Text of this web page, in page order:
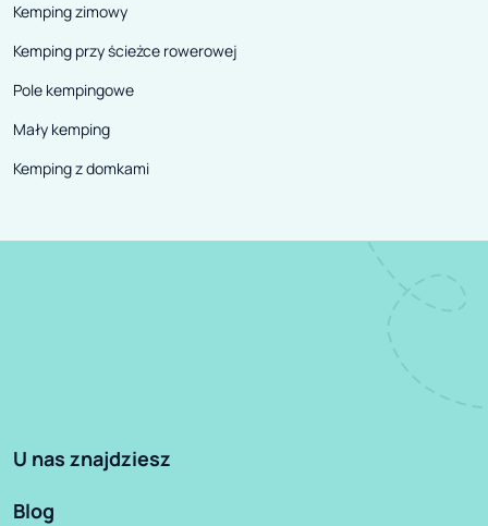
Kemping zimowy
Kemping przy ścieżce rowerowej
Pole kempingowe
Mały kemping
Kemping z domkami
U nas znajdziesz
Blog